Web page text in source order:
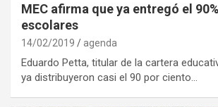
MEC afirma que ya entregó el
escolares
14/02/2019 agenda
Eduardo Petta, titular de la cartera
ya distribuyeron casi el 90 por ciento…